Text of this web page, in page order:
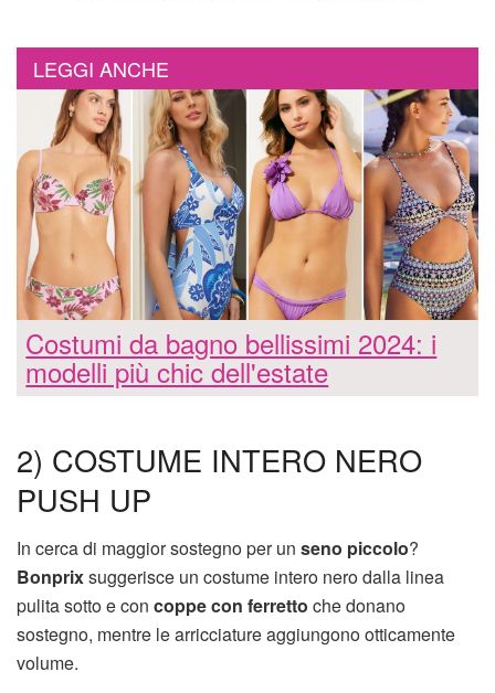
LEGGI ANCHE
Costumi da bagno bellissimi 2024: i
modelli più chic dell'estate
2) COSTUME INTERO NERO
PUSH UP
In cerca di maggior sostegno per un seno piccolo?
Bonprixsuggerisce un costume intero nero dalla linea
pulita sotto e con coppe con ferretto che donano
sostegno, mentre le arricciature aggiungono otticamente
volume.